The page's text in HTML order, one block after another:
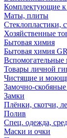
Комплектующие к
Маты, плиты
Стеклопластики,
Хозяйственные
Бытовая химия
Бытовая химия
Вспомогательные
Товары личной
Чистящие и
Замочно-скобяные
Замки
Плёнки, скотчи,
Полив
Спец. одежда,
Маски и очки